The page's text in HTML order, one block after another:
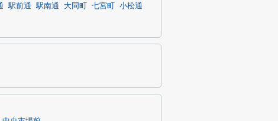
駅前通 駅南通 大同町 七宮町
小松通